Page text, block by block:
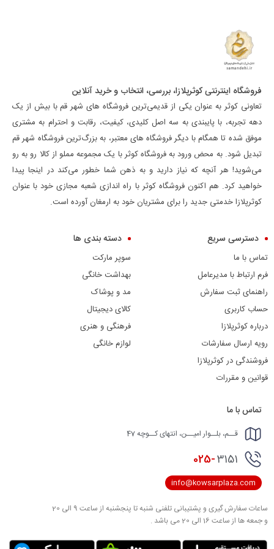
فروشگاه اینترنتی کوثرپلازا، بررسی، انتخاب و خرید آنلاین
تعاونی کوثر به عنوان یکی از قدیمی‌ترین فروشگاه های شهر قم با بیش از یک
دهه تجربه، با پایبندی به سه اصل کلیدی، کیفیت، رقابت و احترام به مشتری
موفق شده تا همگام با دیگر فروشگاه های معتبر، به بزرگ‌ترین فروشگاه شهر قم
تبدیل شود. به محض ورود به فروشگاه کوثر با یک مجموعه مملو از کالا رو به رو
می‌شوید! هر آنچه که نیاز دارید و به ذهن شما خطور می‌کند در اینجا پیدا
خواهید کرد. هم اکنون فروشگاه کوثر با راه اندازی شعبه مجازی خود با عنوان
کوثرپلازا خدمتی جدید را برای مشتریان خود به ارمغان آورده است.
دسترسی سریع
تماس با ما
فرم ارتباط با مدیرعامل
راهنمای ثبت سفارش
حساب کاربری
درباره کوثرپلازا
رویه ارسال سفارشات
فروشندگی در کوثرپلازا
قوانین و مقررات
دسته بندی ها
سوپر مارکت
بهداشت خانگی
مد و پوشاک
کالای دیجیتال
فرهنگی و هنری
لوازم خانگی
تماس با ما
قــم، بلــوار امیــن، انتهای کــوچه 47
025-3151
info@kowsarplaza.com
ساعات سفارش گیری و پشتیبانی تلفنی شنبه تا پنجشنبه از ساعت 9 الی 20
و جمعه ها از ساعت 16 الی 20 می باشد .